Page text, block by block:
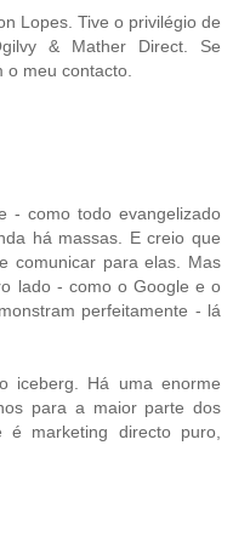
Lopes. Tive o privilégio de
& Mather Direct. Se
meu contacto.
- como todo evangelizado
há massas. E creio que
comunicar para elas. Mas
lado - como o Google e o
perfeitamente - lá
iceberg. Há uma enorme
para a maior parte dos
é marketing directo puro,